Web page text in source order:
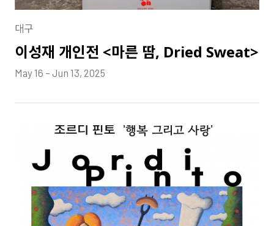
대구
이성재 개인전 <마른 땀, Dried Sweat>
May 16 – Jun 13, 2025